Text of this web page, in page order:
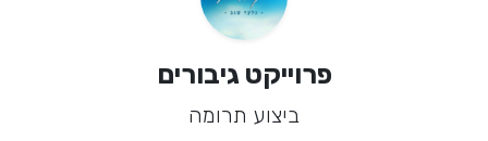
פרוייקט גיבורים
ביצוע תרומה